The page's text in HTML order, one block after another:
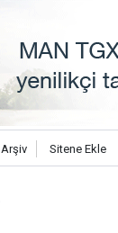
Arşiv Sitene Ekle